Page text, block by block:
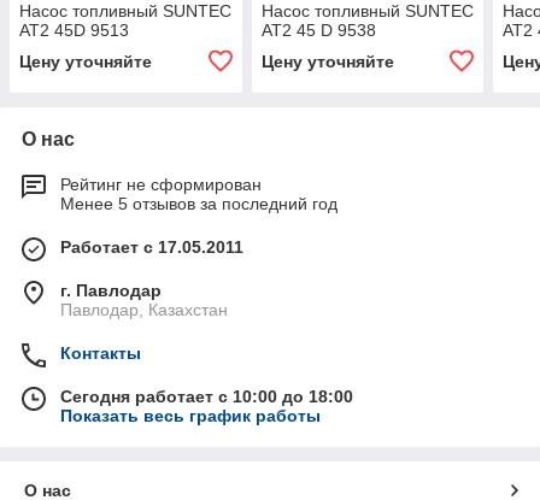
Насос топливный SUNTEC
AT2 45D 9513
Цену уточняйте
Насос топливный SUNTEC
AT2 45 D 9538
Цену уточняйте
AT2
О нас
Рейтинг не сформирован
Менее 5 отзывов за последний год
Работает с 17.05.2011
г. Павлодар
Павлодар, Казахстан
Контакты
Сегодня работает с 10:00 до 18:00
Показать весь график работы
О нас